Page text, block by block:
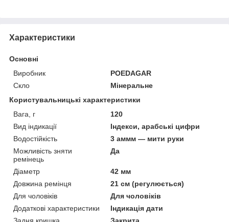
Характеристики
Основні
Виробник
POEDAGAR
Скло
Мінеральне
Користувальницькі характеристики
Вага, г
120
Вид індикації
Індекси, арабські цифри
Водостійкість
3 аммм — мити руки
Можливість зняти
ремінець
Да
Діаметр
42 мм
Довжина ремінця
21 см (регулюється)
Для чоловіків
Для чоловіків
Додаткові характеристики
Індикація дати
Задня кришка
Закрита